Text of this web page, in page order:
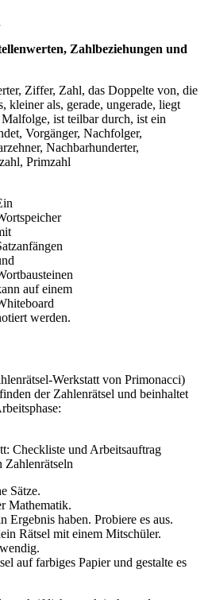
Zahlbeziehungen und
Ziffer, Zahl, das Doppelte von, die
kleiner als, gerade, ungerade, liegt
ist teilbar durch, ist ein
Vorgänger, Nachfolger,
Nachbarhunderter,
Primzahl
auf einem
werden.
Werkstatt von Primonacci)
der Zahlenrätsel und beinhaltet
Checkliste und Arbeitsauftrag
Zahlenrätseln
Sätze.
Mathematik.
Ergebnis haben. Probiere es aus.
Rätsel mit einem Mitschüler.
auf farbiges Papier und gestalte es